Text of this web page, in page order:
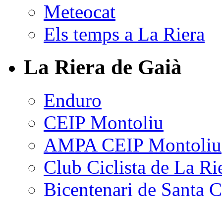
Meteocat
Els temps a La Riera
La Riera de Gaià
Enduro
CEIP Montoliu
AMPA CEIP Montoliu
Club Ciclista de La
Bicentenari de Santa